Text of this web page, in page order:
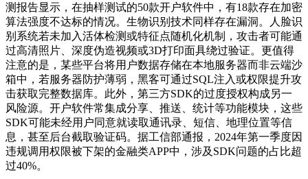
测报告显示，在抽样测试的50款开户软件中，有18款存在加密
算法强度不达标的情况。生物识别技术同样存在漏洞。人脸识
别系统若未加入活体检测或特征点随机化机制，攻击者可能通
过高清照片、深度伪造视频或3D打印面具绕过验证。更值得
注意的是，某些平台将用户数据存储在本地服务器而非云端沙
箱中，若服务器防护薄弱，黑客可通过SQL注入或权限提升攻
击获取完整数据库。此外，第三方SDK的过度授权构成另一
风险源。开户软件常集成分享、推送、统计等功能模块，这些
SDK可能未经用户同意就读取通讯录、短信、地理位置等信
息，甚至后台截取验证码。据工信部通报，2024年第一季度因
违规调用权限被下架的金融类APP中，涉及SDK问题的占比超
过40%。